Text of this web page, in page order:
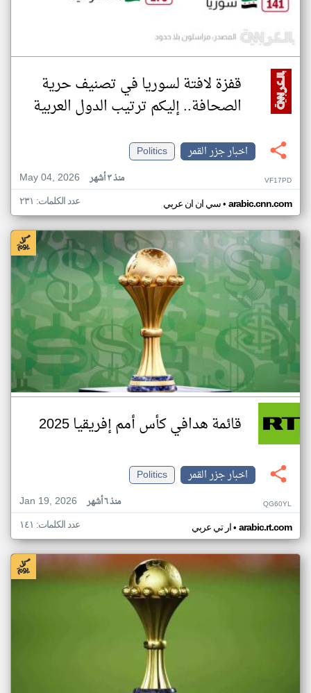
قفزة لافتة لسوريا في تصنيف حرية
الصحافة.. إليكم ترتيب الدول العربية
اخبار جزر القمر
Politics
May 04, 2026
منذ ٣ أشهر VF17PD
سي ان ان عربي• arabic.cnn.com عدد الكلمات: ٢٣١
قائمة هدافي كأس أمم إفريقيا 2025
اخبار جزر القمر
Politics
Jan 19, 2026
منذ ٦ أشهر QG60YL
ار تي عربي• arabic.rt.com عدد الكلمات: ١٤١